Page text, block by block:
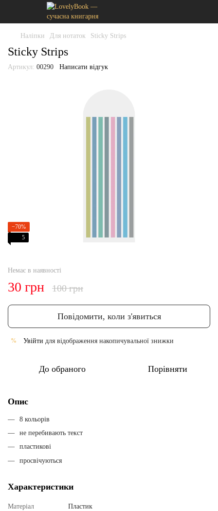
Наліпки Для нотаток Sticky Strips
Sticky Strips
Артикул: 00290 Написати відгук
−70%
5
Немає в наявності
30 грн 100 грн
Повідомити, коли з'явиться
% Увійти для відображення накопичувальної знижки
До обраного Порівняти
Опис
8 кольорів
не перебивають текст
пластикові
просвічуються
Характеристики
Матеріал
Пластик